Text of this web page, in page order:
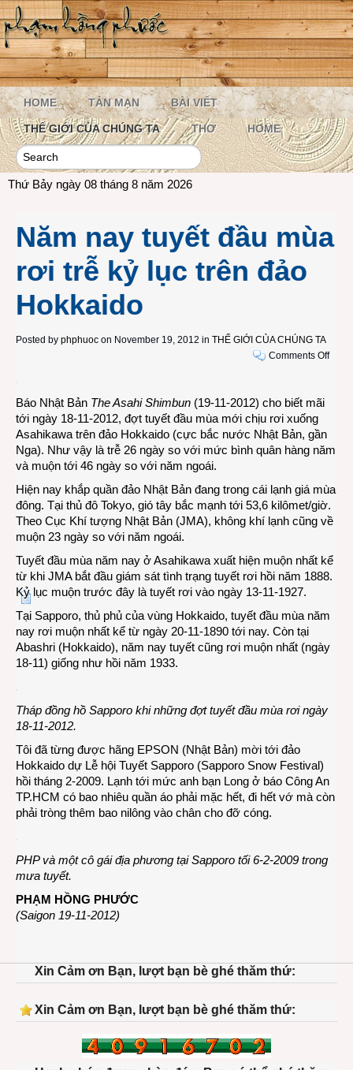
HOME TẢN MẠN BÀI VIẾT
THẾ GIỚI CỦA CHÚNG TA THƠ HOME
Thứ Bảy ngày 08 tháng 8 năm 2026
Năm nay tuyết đầu mùa
rơi trễ kỷ lục trên đảo
Hokkaido
Posted by phphuoc on November 19, 2012 in THẾ GIỚI CỦA CHÚNG TA
Comments Offon
rơi
lục
trên
đảo
Báo Nhật Bản The Asahi Shimbun (19-11-2012) cho biết mãi
tới ngày 18-11-2012, đợt tuyết đầu mùa mới chịu rơi xuống
Asahikawa trên đảo Hokkaido (cực bắc nước Nhật Bản, gần
Nga). Như vậy là trễ 26 ngày so với mức bình quân hàng năm
và muộn tới 46 ngày so với năm ngoái.
Hiện nay khắp quần đảo Nhật Bản đang trong cái lạnh giá mùa
đông. Tại thủ đô Tokyo, gió tây bắc mạnh tới 53,6 kilômet/giờ.
Theo Cục Khí tượng Nhật Bản (JMA), không khí lạnh cũng về
muộn 23 ngày so với năm ngoái.
Tuyết đầu mùa năm nay ở Asahikawa xuất hiện muộn nhất kể
từ khi JMA bắt đầu giám sát tình trạng tuyết rơi hồi năm 1888.
Kỷ lục muộn trước đây là tuyết rơi vào ngày 13-11-1927.
Tại Sapporo, thủ phủ của vùng Hokkaido, tuyết đầu mùa năm
nay rơi muộn nhất kể từ ngày 20-11-1890 tới nay. Còn tại
Abashri (Hokkaido), năm nay tuyết cũng rơi muộn nhất (ngày
18-11) giống như hồi năm 1933.
Tháp đồng hồ Sapporo khi những đợt tuyết đầu mùa rơi ngày
18-11-2012.
Tôi đã từng được hãng EPSON (Nhật Bản) mời tới đảo
Hokkaido dự Lễ hội Tuyết Sapporo (Sapporo Snow Festival)
hồi tháng 2-2009. Lạnh tới mức anh bạn Long ở báo Công An
TP.HCM có bao nhiêu quần áo phải mặc hết, đi hết vớ mà còn
phải tròng thêm bao nilông vào chân cho đỡ cóng.
PHP và một cô gái địa phương tại Sapporo tối 6-2-2009 trong
mưa tuyết.
PHẠM HỒNG PHƯỚC
(Saigon 19-11-2012)
Xin Cảm ơn Bạn, lượt bạn bè ghé thăm thứ:
Xin Cảm ơn Bạn, lượt bạn bè ghé thăm thứ: